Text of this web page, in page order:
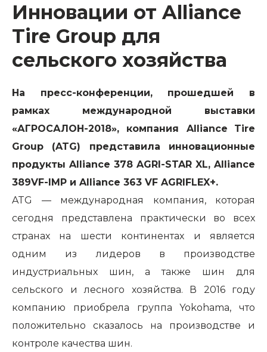
Инновации от Alliance
Tire Group для
сельского хозяйства
На пресс-конференции, прошедшей в
рамках международной выставки
«АГРОСАЛОН-2018», компания Alliance
Tire
Group (ATG) представила инновационные
продукты Alliance 378 AGRI-STAR XL, Alliance
389VF-IMP и Alliance 363 VF AGRIFLEX+.
ATG
— международная компания, которая
сегодня представлена практически во всех
странах на шести континентах и является
одним из лидеров в производстве
индустриальных шин, а также шин для
сельского и лесного хозяйства. В 2016 году
компанию приобрела группаYokohama, что
положительно сказалось на производстве и
контроле качества шин.